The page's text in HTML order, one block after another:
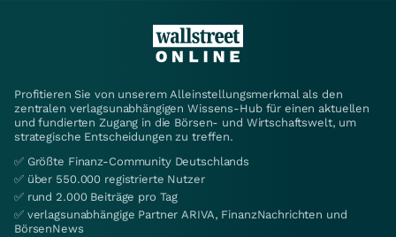
Profitieren Sie von unserem Alleinstellungsmerkmal als den
zentralen verlagsunabhängigen Wissens-Hub für einen aktuellen
und fundierten Zugang in die Börsen- und Wirtschaftswelt, um
strategische Entscheidungen zu treffen.
✅ Größte Finanz-Community Deutschlands
✅ über 550.000 registrierte Nutzer
✅ rund 2.000 Beiträge pro Tag
✅ verlagsunabhängige Partner ARIVA, FinanzNachrichten und
BörsenNews